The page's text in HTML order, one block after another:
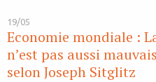
19/05
Economie mondiale :
n’est pas aussi
selon Joseph Sitglitz